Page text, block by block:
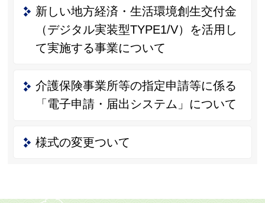
新しい地方経済・生活環境創生交付金
（デジタル実装型TYPE1/V）を活用し
て実施する事業について
介護保険事業所等の指定申請等に係る
「電子申請・届出システム」について
様式の変更ついて